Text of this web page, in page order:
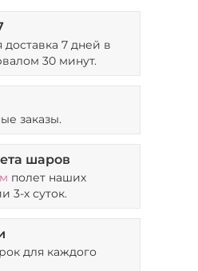
доставка 7 дней в
30 минут.
заказы.
шаров
полет наших
3-х суток.
для каждого